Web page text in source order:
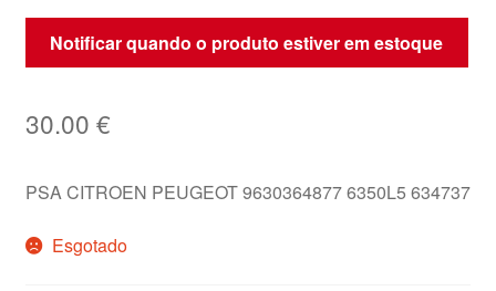
Notificar quando o produto estiver em estoque
30.00 €
PSA CITROEN PEUGEOT 9630364877 6350L5 634737
Esgotado